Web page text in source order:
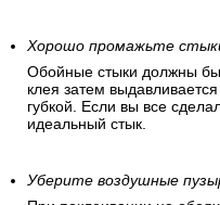
Хорошо промажьте
Обойные стыки должны
клея затем
губкой. Если вы все
идеальный стык.
Уберите воздушные